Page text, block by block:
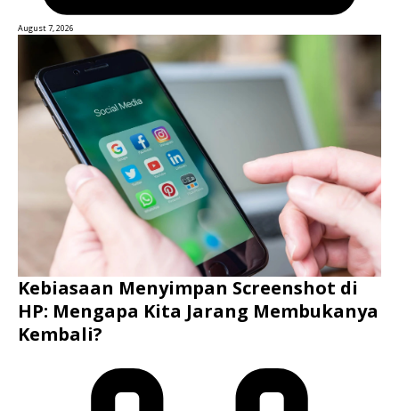
August 7, 2026
Kebiasaan Menyimpan Screenshot di
HP: Mengapa Kita Jarang Membukanya
Kembali?